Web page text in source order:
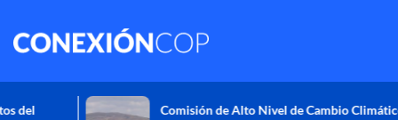
Comisión de Alto Nivel de Cambio Climático aprueba